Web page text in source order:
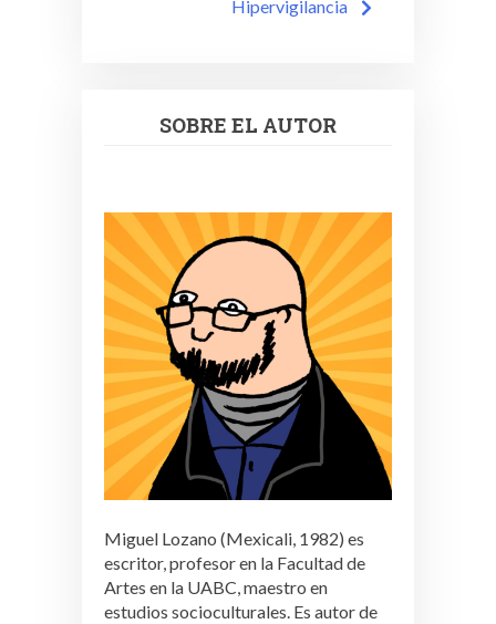
Hipervigilancia
SOBRE EL AUTOR
Miguel Lozano (Mexicali, 1982) es
escritor, profesor en la Facultad de
Artes en la UABC, maestro en
estudios socioculturales. Es autor de